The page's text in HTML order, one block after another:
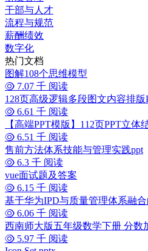
干部与人才
流程与规范
薪酬绩效
数字化
热门文档
图解108个思维模型
7.07 千 阅读
128页高级逻辑多段图文内容排版
6.61 千 阅读
【高端PPT模版】112页PPT立体
6.51 千 阅读
售前方法体系技能与管理实践ppt
6.3 千 阅读
vue面试题及答案
6.15 千 阅读
基于华为IPD与质量管理体系融
6.06 千 阅读
西南师大版五年级数学下册 分数
5.97 千 阅读